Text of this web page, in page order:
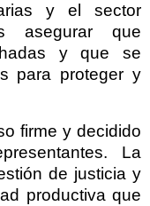
y el sector
asegurar que
y que se
para proteger y
firme y decidido
La
de justicia y
productiva que